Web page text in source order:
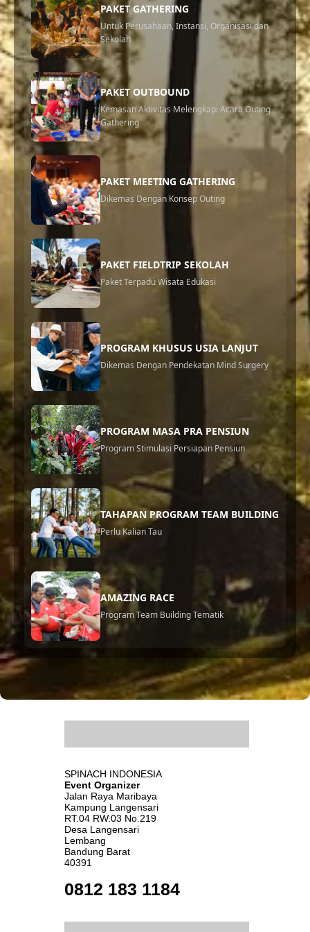
Bandung / Jasa Eo Outbound di Bandung Program Fun
Games Program Team Building Progra...
PAKET GATHERING
Untuk Perusahaan, Instansi, Organisasi dan
Sekolah
PAKET OUTBOUND
Kemasan Aktivitas Melengkapi Acara Outing
Gathering
PAKET MEETING GATHERING
Dikemas Dengan Konsep Outing
PAKET FIELDTRIP SEKOLAH
Paket Terpadu Wisata Edukasi
PROGRAM KHUSUS USIA LANJUT
Dikemas Dengan Pendekatan Mind Surgery
PROGRAM MASA PRA PENSIUN
Program Stimulasi Persiapan Pensiun
TAHAPAN PROGRAM TEAM BUILDING
Perlu Kalian Tau
AMAZING RACE
Program Team Building Tematik
SPINACH INDONESIA
Event Organizer
Jalan Raya Maribaya
Kampung Langensari
RT.04 RW.03 No.219
Desa Langensari
Lembang
Bandung Barat
40391
0812 183 1184